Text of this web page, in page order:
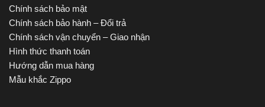
Chính sách bảo mật
Chính sách bảo hành – Đổi trả
Chính sách vận chuyển – Giao nhận
Hình thức thanh toán
Hướng dẫn mua hàng
Mẫu khắc Zippo